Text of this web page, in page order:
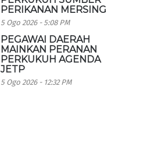
PERIKANAN MERSING
5 Ogo 2026 - 5:08 PM
PEGAWAI DAERAH
MAINKAN PERANAN
PERKUKUH AGENDA
JETP
5 Ogo 2026 - 12:32 PM